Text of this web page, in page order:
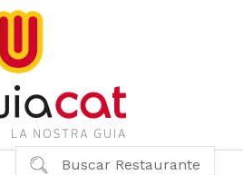
Buscar Restaurante